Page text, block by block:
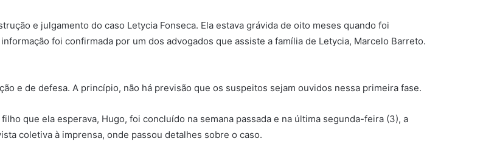
e julgamento do caso Letycia Fonseca. Ela estava grávida de oito meses quando foi
foi confirmada por um dos advogados que assiste a família de Letycia, Marcelo Barreto.
e de defesa. A princípio, não há previsão que os suspeitos sejam ouvidos nessa primeira fase.
que ela esperava, Hugo, foi concluído na semana passada e na última segunda-feira (3), a
coletiva à imprensa, onde passou detalhes sobre o caso.